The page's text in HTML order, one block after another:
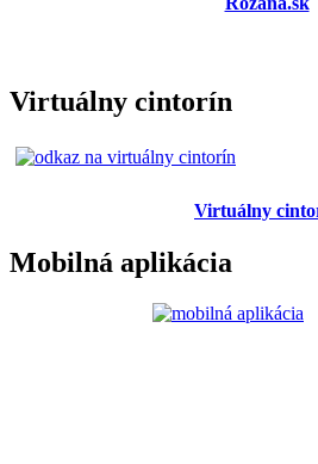
Virtuálny cintorín
Virtuálny
Mobilná aplikácia